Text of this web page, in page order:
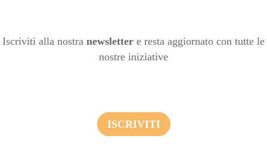
Iscriviti alla nostra newsletter e resta aggiornato con tutte le
nostre iniziative
ISCRIVITI